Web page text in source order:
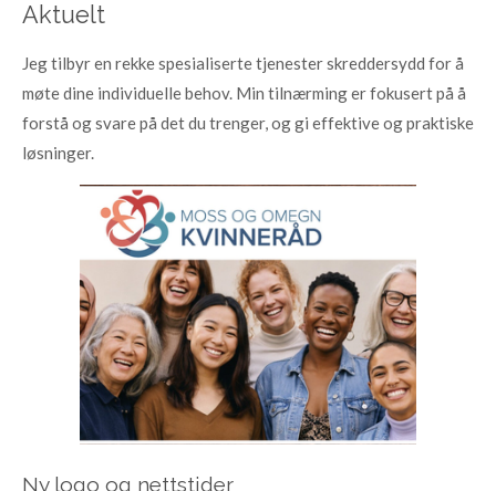
Aktuelt
Jeg tilbyr en rekke spesialiserte tjenester skreddersydd for å
møte dine individuelle behov. Min tilnærming er fokusert på å
forstå og svare på det du trenger, og gi effektive og praktiske
løsninger.
Ny logo og nettstider